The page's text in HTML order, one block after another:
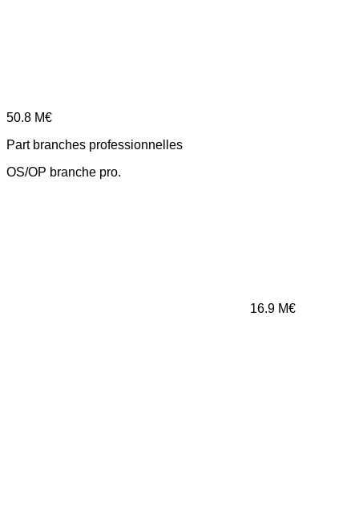
50.8 M€
Part branches professionnelles
OS/OP branche pro.
16.9 M€